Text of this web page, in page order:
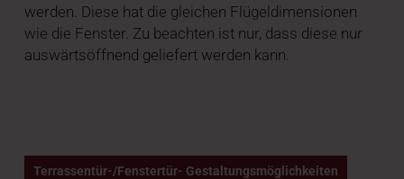
werden. Diese hat die gleichen Flügeldimensionen
wie die Fenster. Zu beachten ist nur, dass diese nur
auswärtsöffnend geliefert werden kann.
Terrassentür-/Fenstertür- Gestaltungsmöglichkeiten